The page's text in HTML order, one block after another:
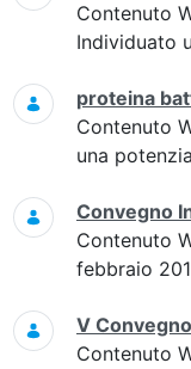
Contenuto
Individuato
proteina
Contenuto
una
Convegno
Contenuto
febbraio
V
Contenuto